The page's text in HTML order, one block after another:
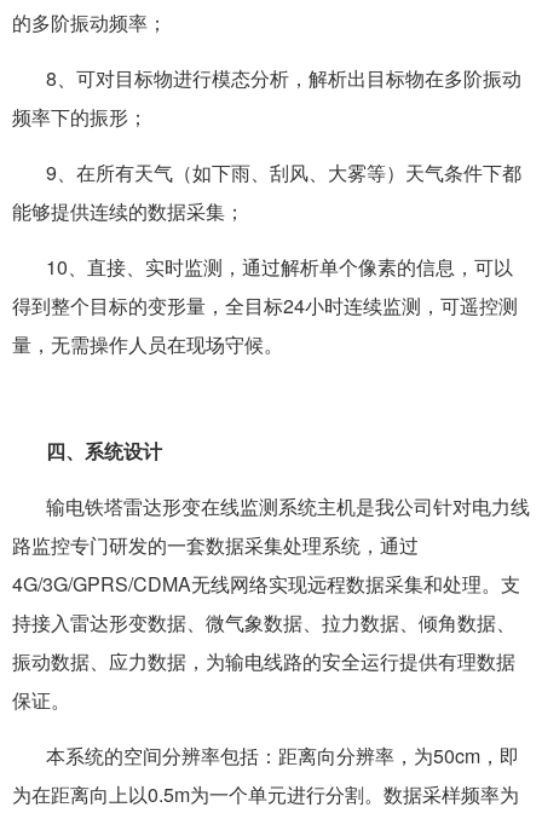
的多阶振动频率；
8、可对目标物进行模态分析，解析出目标物在多阶振动
频率下的振形；
9、在所有天气（如下雨、刮风、大雾等）天气条件下都
能够提供连续的数据采集；
10、直接、实时监测，通过解析单个像素的信息，可以
得到整个目标的变形量，全目标24小时连续监测，可遥控测
量，无需操作人员在现场守候。
四、系统设计
输电铁塔雷达形变在线监测系统主机是我公司针对电力线
路监控专门研发的一套数据采集处理系统，通过
4G/3G/GPRS/CDMA无线网络实现远程数据采集和处理。支
持接入雷达形变数据、微气象数据、拉力数据、倾角数据、
振动数据、应力数据，为输电线路的安全运行提供有理数据
保证。
本系统的空间分辨率包括：距离向分辨率，为50cm，即
为在距离向上以0.5m为一个单元进行分割。数据采样频率为